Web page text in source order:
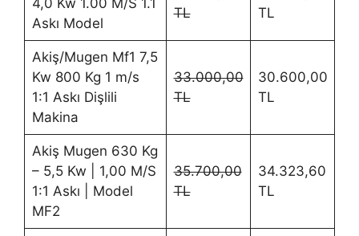
4,0 Kw 1.00 M/S 1.1
Askı Model
TL
TL
Akiş/Mugen Mf1 7,5
Kw 800 Kg 1 m/s
1:1 Askı Dişlili
Makina
33.000,00
TL
30.600,00
TL
Akiş Mugen 630 Kg
– 5,5 Kw | 1,00 M/S
1:1 Askı | Model
MF2
35.700,00
TL
34.323,60
TL